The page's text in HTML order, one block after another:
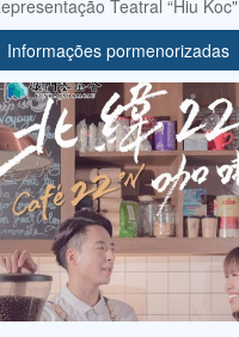
Teatral “Hiu Koc"
Informações pormenorizadas